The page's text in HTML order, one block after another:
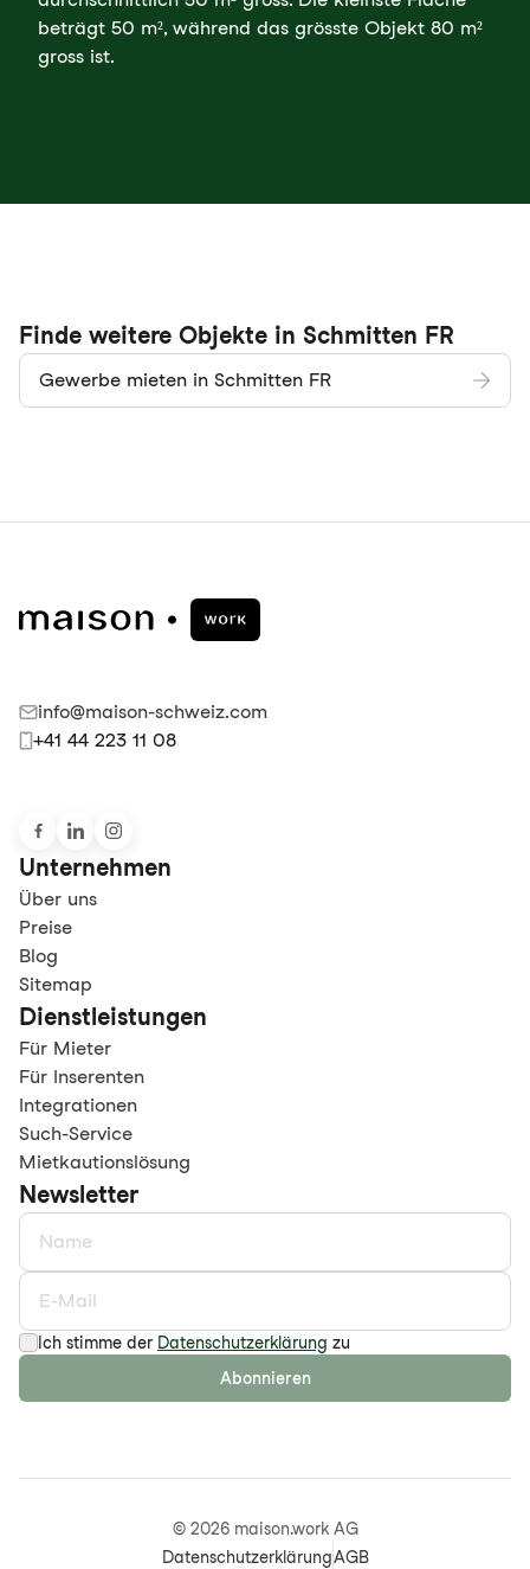
beträgt 50 m², während das grösste Objekt 80 m²
gross ist.
Finde weitere Objekte in Schmitten FR
Gewerbe mieten in Schmitten FR
info@maison-schweiz.com
+41 44 223 11 08
Unternehmen
Über uns
Preise
Blog
Sitemap
Dienstleistungen
Für Mieter
Für Inserenten
Integrationen
Such-Service
Mietkautionslösung
Newsletter
Ich stimme der Datenschutzerklärung zu
Abonnieren
© 2026maison.work AG
DatenschutzerklärungAGB